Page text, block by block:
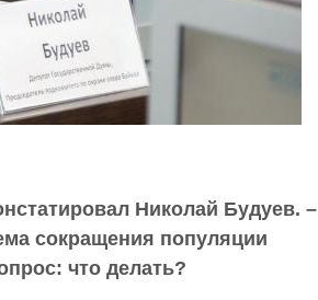
Николай Будуев. –
сокращения популяции
что делать?